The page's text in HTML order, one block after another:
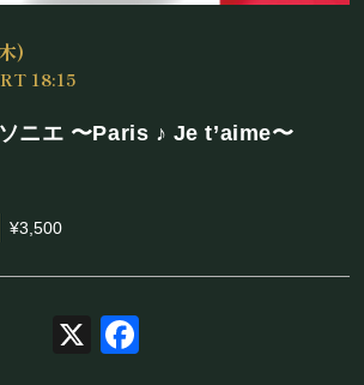
)
18:15
ニエ 〜Paris ♪ Je t’aime〜
¥3,500
X